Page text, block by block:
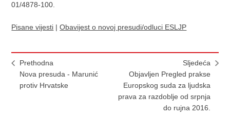
01/4878-100.
Pisane vijesti |Obavijest o novoj presudi/odluci ESLJP
Prethodna
Nova presuda - Marunić
protiv Hrvatske
Sljedeća
Objavljen Pregled prakse
Europskog suda za ljudska
prava za razdoblje od srpnja
do rujna 2016.